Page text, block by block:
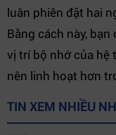
luân phiên đặt hai
Bằng cách này,
vị trí bộ nhớ của hệ
nên linh hoạt hơn
TIN XEM NHIỀU